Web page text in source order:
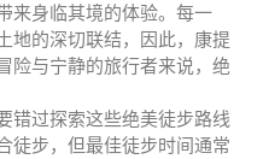
来身临其境的体验。每一
地的深切联结，因此，康提
险与宁静的旅行者来说，绝
错过探索这些绝美徒步路线
徒步，但最佳徒步时间通常